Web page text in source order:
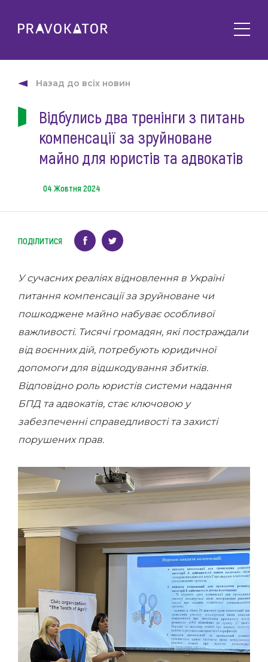
Про клуб
PRAVOKATOR.Київ
PRAVOKATOR.Одеса
Напрямки діяльності
Заходи
Майбутні
Новини
Події
Статті
Е-навчання
Контакти
uk
Назад до всіх новин
Відбулись два тренінги з питань
компенсації за зруйноване
майно для юристів та адвокатів
04 Жовтня 2024
ПОДІЛИТИСЯ
У сучасних реаліях відновлення в Україні
питання компенсації за зруйноване чи
пошкоджене майно набуває особливої
важливості. Тисячі громадян, які постраждали
від воєнних дій, потребують юридичної
допомоги для відшкодування збитків.
Відповідно роль юристів системи надання
БПД та адвокатів, стає ключовою у
забезпеченні справедливості та захисті
порушених прав.